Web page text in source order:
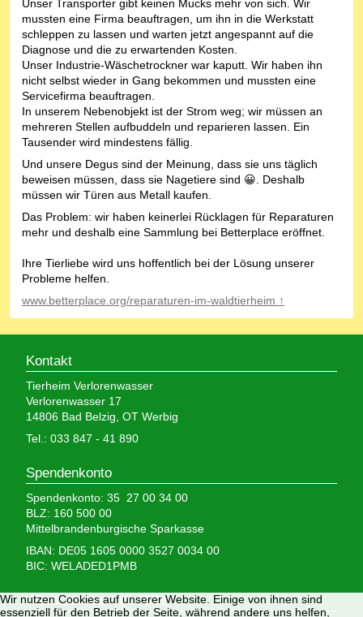
Unser Transporter gibt keinen Mucks mehr von sich. Wir
mussten eine Firma beauftragen, um ihn in die Werkstatt
schleppen zu lassen und warten jetzt angespannt auf die
Diagnose und die zu erwartenden Kosten.
Unser Industrie-Wäschetrockner war kaputt. Wir haben ihn
nicht selbst wieder in Gang bekommen und mussten eine
Servicefirma beauftragen.
In unserem Nebenobjekt ist der Strom weg; wir müssen an
mehreren Stellen aufbuddeln und reparieren lassen. Ein
Tausender wird mindestens fällig.
Und unsere Degus sind der Meinung, dass sie uns täglich
beweisen müssen, dass sie Nagetiere sind 😀. Deshalb
müssen wir Türen aus Metall kaufen.
Das Problem: wir haben keinerlei Rücklagen für Reparaturen
mehr und deshalb eine Sammlung bei Betterplace eröffnet.
Ihre Tierliebe wird uns hoffentlich bei der Lösung unserer
Probleme helfen.
www.betterplace.org/reparaturen-im-waldtierheim ↑
Kontakt
Tierheim Verlorenwasser
Verlorenwasser 17
14806 Bad Belzig, OT Werbig
Tel.: 033 847 - 41 890
Spendenkonto
Spendenkonto: 35 27 00 34 00
BLZ: 160 500 00
Mittelbrandenburgische Sparkasse
IBAN: DE05 1605 0000 3527 0034 00
BIC: WELADED1PMB
Wir brauchen Ihre Hilfe,
Wir nutzen Cookies auf unserer Website. Einige von ihnen sind
essenziell für den Betrieb der Seite, während andere uns helfen,